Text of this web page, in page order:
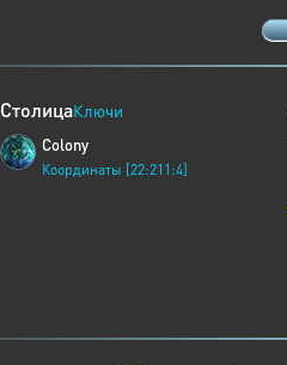
СтолицаКлючи
Colony
Координаты [22:211:4]